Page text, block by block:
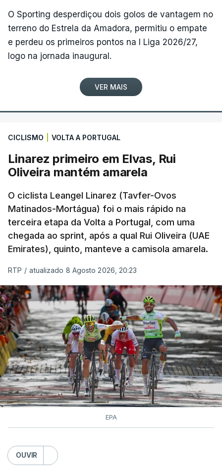
O Sporting desperdiçou dois golos de vantagem no
terreno do Estrela da Amadora, permitiu o empate
e perdeu os primeiros pontos na I Liga 2026/27,
logo na jornada inaugural.
VER MAIS
CICLISMO VOLTA A PORTUGAL
Linarez primeiro em Elvas, Rui
Oliveira mantém amarela
O ciclista Leangel Linarez (Tavfer-Ovos
Matinados-Mortágua) foi o mais rápido na
terceira etapa da Volta a Portugal, com uma
chegada ao sprint, após a qual Rui Oliveira (UAE
Emirates), quinto, manteve a camisola amarela.
RTP / atualizado 8 Agosto 2026, 20:23
EPA
OUVIR